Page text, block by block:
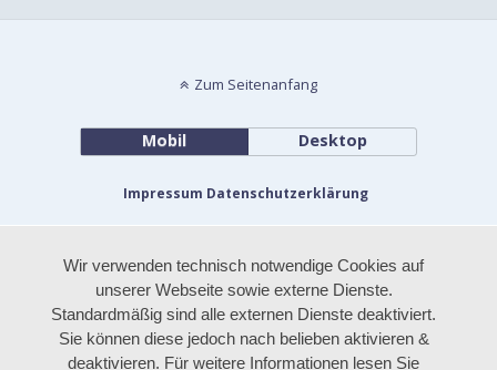
Zum Seitenanfang
Mobil Desktop
Impressum Datenschutzerklärung
Wir verwenden technisch notwendige Cookies auf
unserer Webseite sowie externe Dienste.
Standardmäßig sind alle externen Dienste deaktiviert.
Sie können diese jedoch nach belieben aktivieren &
deaktivieren. Für weitere Informationen lesen Sie